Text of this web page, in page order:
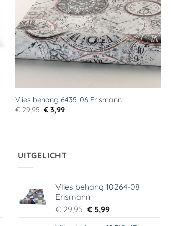
Vlies behang 6435-06 Erismann
€29,95 Oorspronkelijke
prijs
€ 3,99Huidige
UITGELICHT
Vlies behang 10264-08
Erismann
€29,95 Oorspronkelijke
€5,99Huidige